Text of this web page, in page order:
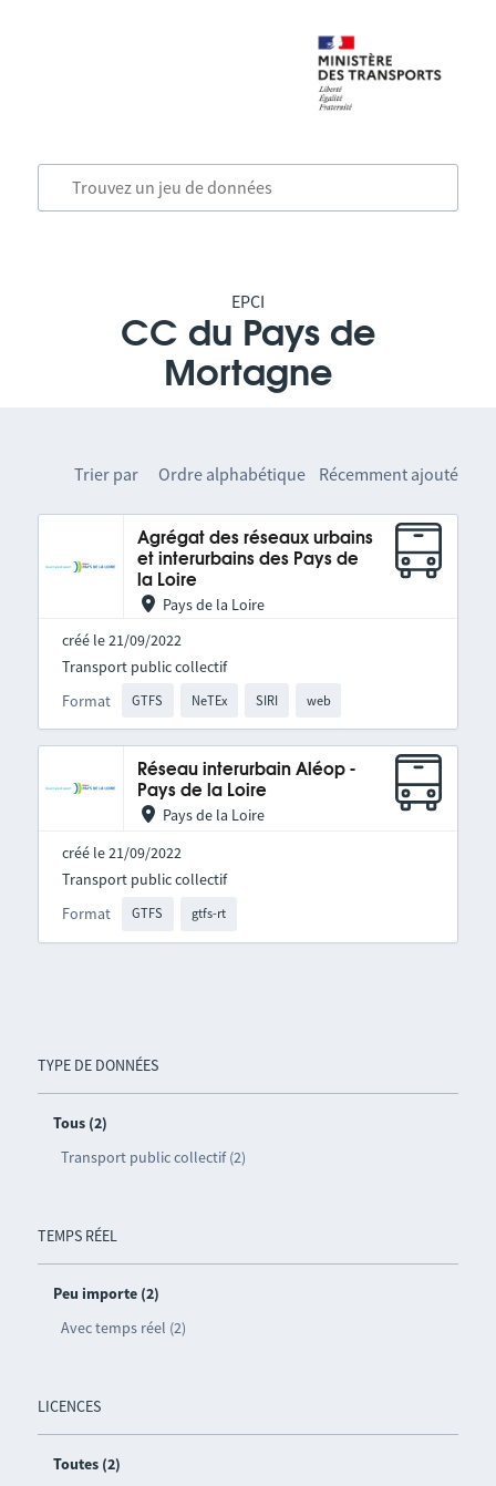
EPCI
CC du Pays de
Mortagne
TYPE DE DONNÉES
Tous (2)
Transport public collectif (2)
TEMPS RÉEL
Peu importe (2)
Avec temps réel (2)
LICENCES
Toutes (2)
Trier par Ordre alphabétique Récemment ajouté
Agrégat des réseaux urbains
et interurbains des Pays de
la Loire
Pays de la Loire
créé le 21/09/2022
Format GTFS NeTEx SIRI web
Transport public collectif
Réseau interurbain Aléop -
Pays de la Loire
Pays de la Loire
créé le 21/09/2022
Format GTFS gtfs-rt
Transport public collectif